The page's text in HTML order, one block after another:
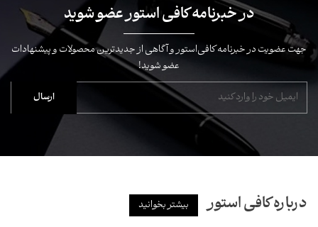
در خبرنامه کافی استور عضو شوید
جهت عضویت در خبرنامه کافی‌استور و آگاهی از جدیدترین محصولات و پیشنهادات
عضو شوید!
درباره کافی استور بیشتر بخوانید